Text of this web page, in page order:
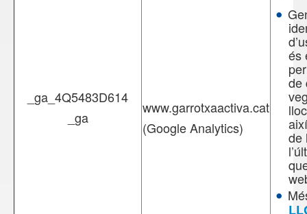
_ga_4Q5483D614
_ga
www.garrotxaactiva.cat
(Google Analytics)
és
de
de